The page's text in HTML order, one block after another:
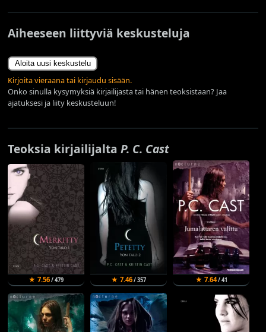
Aiheeseen liittyviä keskusteluja
Aloita uusi keskustelu
Kirjoita vieraana tai kirjaudu sisään.
Onko sinulla kysymyksiä kirjailijasta tai hänen teoksistaan? Jaa
ajatuksesi ja liity keskusteluun!
Teoksia kirjailijaltaP. C. Cast
★ 7.56/ 479 ★ 7.46/ 357 ★ 7.64/ 41